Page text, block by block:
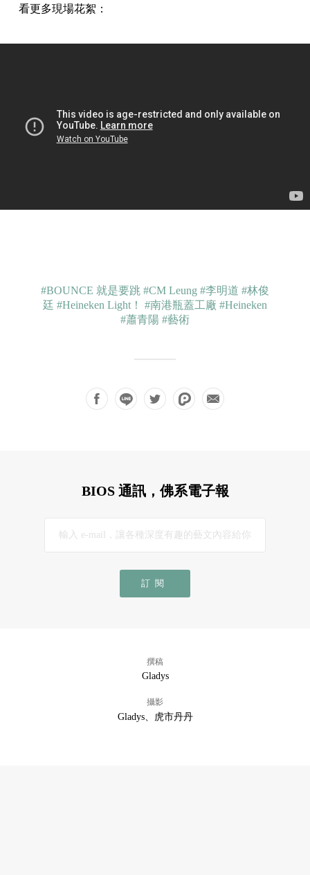
看更多現場花絮：
#BOUNCE 就是要跳 #CM Leung #李明道 #林俊
廷 #Heineken Light！ #南港瓶蓋工廠 #Heineken
#蕭青陽 #藝術
BIOS 通訊，佛系電子報
訂閱
撰稿
Gladys
攝影
Gladys、虎市丹丹